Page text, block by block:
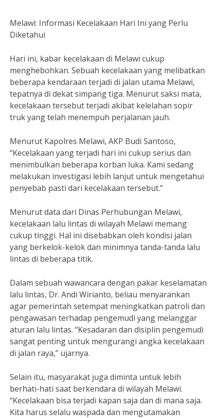
Melawi: Informasi Kecelakaan Hari Ini yang Perlu
Diketahui
Hari ini, kabar kecelakaan di Melawi cukup
menghebohkan. Sebuah kecelakaan yang melibatkan
beberapa kendaraan terjadi di jalan utama Melawi,
tepatnya di dekat simpang tiga. Menurut saksi mata,
kecelakaan tersebut terjadi akibat kelelahan sopir
truk yang telah menempuh perjalanan jauh.
Menurut Kapolres Melawi, AKP Budi Santoso,
“Kecelakaan yang terjadi hari ini cukup serius dan
menimbulkan beberapa korban luka. Kami sedang
melakukan investigasi lebih lanjut untuk mengetahui
penyebab pasti dari kecelakaan tersebut.”
Menurut data dari Dinas Perhubungan Melawi,
kecelakaan lalu lintas di wilayah Melawi memang
cukup tinggi. Hal ini disebabkan oleh kondisi jalan
yang berkelok-kelok dan minimnya tanda-tanda lalu
lintas di beberapa titik.
Dalam sebuah wawancara dengan pakar keselamatan
lalu lintas, Dr. Andi Wirianto, beliau menyarankan
agar pemerintah setempat meningkatkan patroli dan
pengawasan terhadap pengemudi yang melanggar
aturan lalu lintas. “Kesadaran dan disiplin pengemudi
sangat penting untuk mengurangi angka kecelakaan
di jalan raya,” ujarnya.
Selain itu, masyarakat juga diminta untuk lebih
berhati-hati saat berkendara di wilayah Melawi.
“Kecelakaan bisa terjadi kapan saja dan di mana saja.
Kita harus selalu waspada dan mengutamakan